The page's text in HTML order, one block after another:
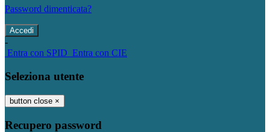
Password dimenticata?
-
Entra con SPID Entra con CIE
Seleziona utente
button close ×
Recupero password